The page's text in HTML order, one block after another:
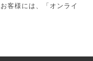
客様には、「オンライ